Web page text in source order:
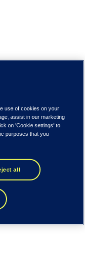
use of cookies on your
assist in our marketing
on 'Cookie settings' to
purposes that you
all